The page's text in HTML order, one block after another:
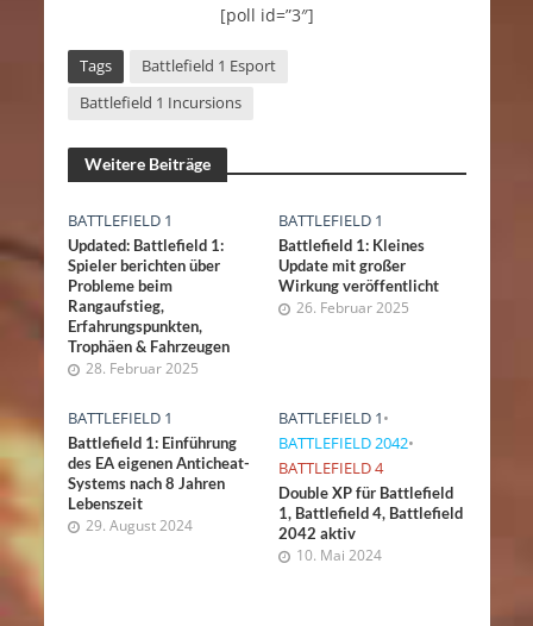
[poll id=”3″]
Tags
Battlefield 1 Esport
Battlefield 1 Incursions
Weitere Beiträge
BATTLEFIELD 1
Updated: Battlefield 1:
Spieler berichten über
Probleme beim
Rangaufstieg,
Erfahrungspunkten,
Trophäen & Fahrzeugen
28. Februar 2025
BATTLEFIELD 1
Battlefield 1: Kleines
Update mit großer
Wirkung veröffentlicht
26. Februar 2025
BATTLEFIELD 1
Battlefield 1: Einführung
des EA eigenen Anticheat-
Systems nach 8 Jahren
Lebenszeit
29. August 2024
BATTLEFIELD 1•
BATTLEFIELD 2042•
BATTLEFIELD 4
Double XP für Battlefield
1, Battlefield 4, Battlefield
2042 aktiv
10. Mai 2024